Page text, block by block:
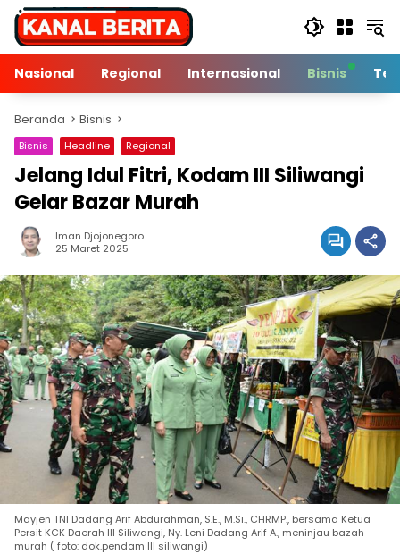
Langsung
konten
Nasional
Regional Internasional Bisnis
Beranda Bisnis
Bisnis Headline Regional
Jelang Idul Fitri, Kodam III Siliwangi
Gelar Bazar Murah
Iman Djojonegoro
25 Maret 2025
Mayjen TNI Dadang Arif Abdurahman, S.E., M.Si., CHRMP., bersama Ketua
Persit KCK Daerah III Siliwangi, Ny. Leni Dadang Arif A., meninjau bazah
murah ( foto: dok.pendam III siliwangi)